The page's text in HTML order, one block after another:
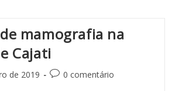
mamografia na
Cajati
de 2019 0 comentário